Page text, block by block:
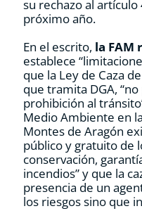
su rechazo al
próximo año.
En el escrito, la FAM
establece
que la Ley de Caza
que tramita DGA,
prohibición al
Medio Ambiente en
Montes de Aragón
público y gratuito de
conservación,
incendios” y que la
presencia de un
los riesgos sino que